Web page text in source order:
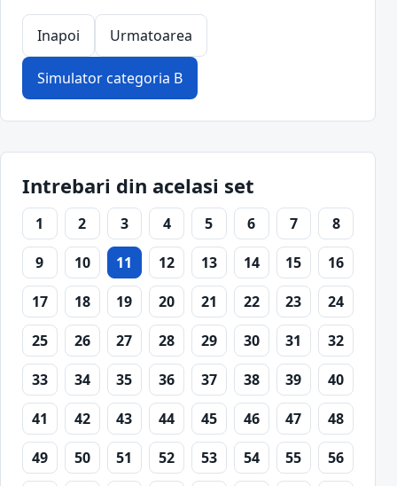
Inapoi Urmatoarea
Simulator categoria B
Intrebari din acelasi set
1 2 3 4 5 6 7
8
9
10 11 12 13 14 15
16
17
18 19 20 21 22 23
24
25
26 27 28 29 30 31
32
33
34 35 36 37 38 39
40
41
42 43 44 45 46 47
48
49
50 51 52 53 54 55
56